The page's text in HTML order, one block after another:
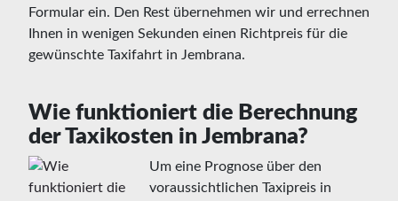
Formular ein. Den Rest übernehmen wir und errechnen
Ihnen in wenigen Sekunden einen Richtpreis für die
gewünschte Taxifahrt in Jembrana.
Wie funktioniert die Berechnung
der Taxikosten in Jembrana?
Um eine Prognose über den
voraussichtlichen Taxipreis in